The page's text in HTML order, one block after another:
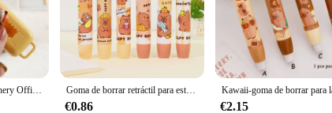
Kawaii Aesthetic Stationery Office Supplies Cute Creative Capybara Push Pull borrador divertido portátil sin huellas, goma de limpieza Goma de borrar retráctil para estudiantes, 1 unidad, borrador mecánico suave y limpio, papelería, lápiz de presión, regalo
€0.86 €2.15